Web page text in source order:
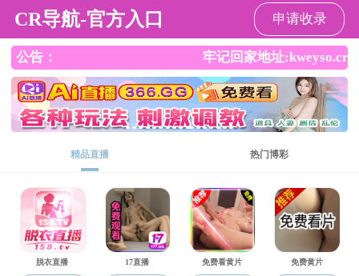
国产传媒